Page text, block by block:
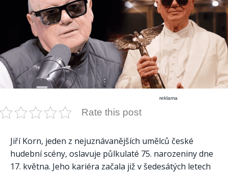
reklama
Rate this post
Jiří Korn, jeden z nejuznávanějších umělců české
hudební scény, oslavuje půlkulaté 75. narozeniny dne
17. května. Jeho kariéra začala již v šedesátých letech